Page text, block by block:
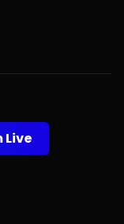
Live